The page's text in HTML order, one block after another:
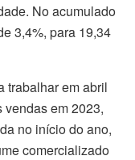
No acumulado
3,4%, para 19,34
trabalhar em abril
em 2023,
no início do ano,
comercializado